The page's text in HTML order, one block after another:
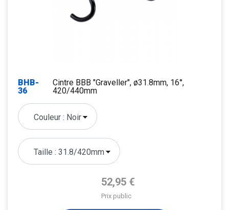
BHB-
36
Cintre BBB "Graveller", ø31.8mm, 16°,
420/440mm
Prix de base
52,95 €
Prix public